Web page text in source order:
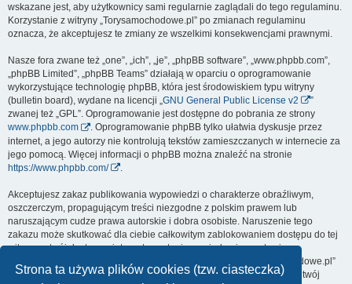
Strona ta używa plików cookies (tzw. ciasteczka)
wskazane jest, aby użytkownicy sami regularnie zaglądali do tego regulaminu.
Korzystanie z witryny „Torysamochodowe.pl” po zmianach regulaminu
oznacza, że akceptujesz te zmiany ze wszelkimi konsekwencjami prawnymi.
Nasze fora zwane też „one”, „ich”, „je”, „phpBB software”, „www.phpbb.com”,
„phpBB Limited”, „phpBB Teams” działają w oparciu o oprogramowanie
wykorzystujące technologię phpBB, która jest środowiskiem typu witryny
(bulletin board), wydane na licencji „GNU General Public License v2
”
zwanej też „GPL”. Oprogramowanie jest dostępne do pobrania ze strony
www.phpbb.com
. Oprogramowanie phpBB tylko ułatwia dyskusje przez
internet, a jego autorzy nie kontrolują tekstów zamieszczanych w internecie za
jego pomocą. Więcej informacji o phpBB można znaleźć na stronie
https://www.phpbb.com/
Akceptujesz zakaz publikowania wypowiedzi o charakterze obraźliwym,
oszczerczym, propagującym treści niezgodne z polskim prawem lub
naruszającym cudze prawa autorskie i dobra osobiste. Naruszenie tego
zakazu może skutkować dla ciebie całkowitym zablokowaniem dostępu do tej
witryny, a twój dostawca internetu zostanie powiadomiony o twoim
niewłaściwym zachowaniu. Wyrażasz zgodę na to, że „Torysamochodowe.pl”
może w każdej chwili usunąć, zmienić, przenieść lub zamknąć każdy twój